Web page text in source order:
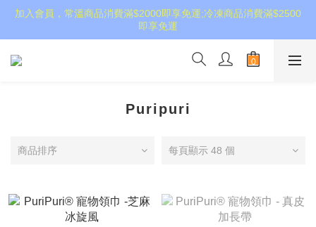
加入會員，常溫商品消費滿$2000即享免運;冷凍商品消費滿$2500
即享免運
Puripuri
商品排序 每頁顯示 48 個